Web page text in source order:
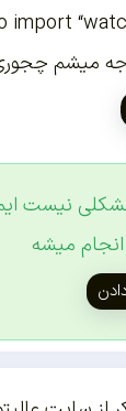
میشم
نیست
میشه